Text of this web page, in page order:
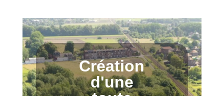
Création
d'une